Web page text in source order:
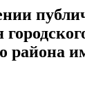
района